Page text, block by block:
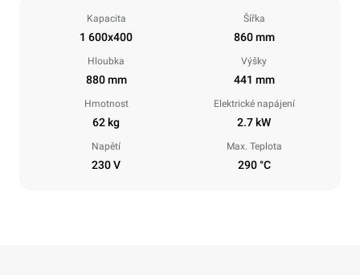
Kapacita
1 600x400
Šířka
860 mm
Hloubka
880 mm
Výšky
441 mm
Hmotnost
62 kg
Elektrické napájení
2.7 kW
Napětí
230 V
Max. Teplota
290 °C